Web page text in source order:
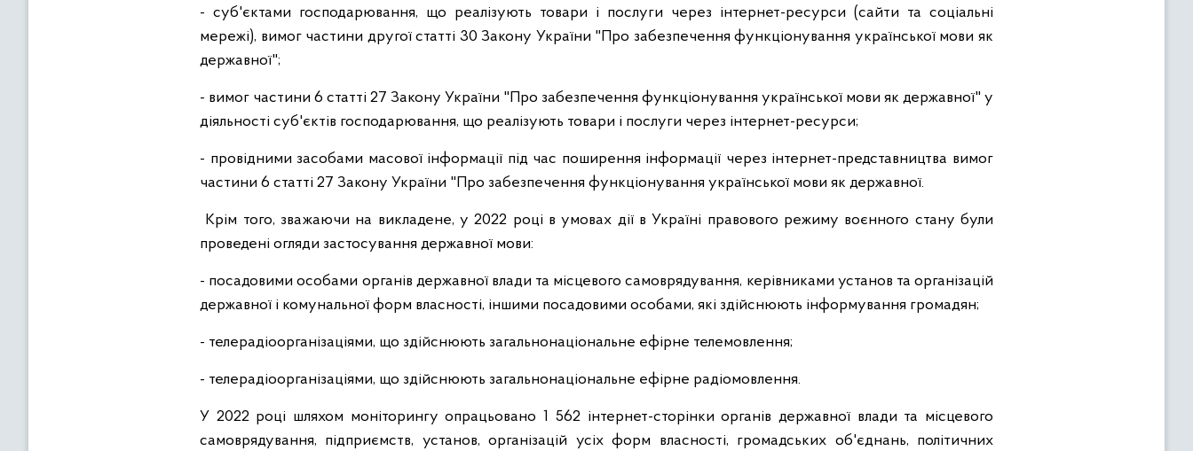
- суб'єктами господарювання, що реалізують товари і послуги через інтернет-ресурси (сайти та соціальні
мережі), вимог частини другої статті 30 Закону України "Про забезпечення функціонування української мови як
державної";
- вимог частини 6 статті 27 Закону України "Про забезпечення функціонування української мови як державної" у
діяльності суб'єктів господарювання, що реалізують товари і послуги через інтернет-ресурси;
- провідними засобами масової інформації під час поширення інформації через інтернет-представництва вимог
частини 6 статті 27 Закону України "Про забезпечення функціонування української мови як державної.
Крім того, зважаючи на викладене, у 2022 році в умовах дії в Україні правового режиму воєнного стану були
проведені огляди застосування державної мови:
- посадовими особами органів державної влади та місцевого самоврядування, керівниками установ та організацій
державної і комунальної форм власності, іншими посадовими особами, які здійснюють інформування громадян;
- телерадіоорганізаціями, що здійснюють загальнонаціональне ефірне телемовлення;
- телерадіоорганізаціями, що здійснюють загальнонаціональне ефірне радіомовлення.
У 2022 році шляхом моніторингу опрацьовано 1 562 інтернет-сторінки органів державної влади та місцевого
самоврядування, підприємств, установ, організацій усіх форм власності, громадських об'єднань, політичних